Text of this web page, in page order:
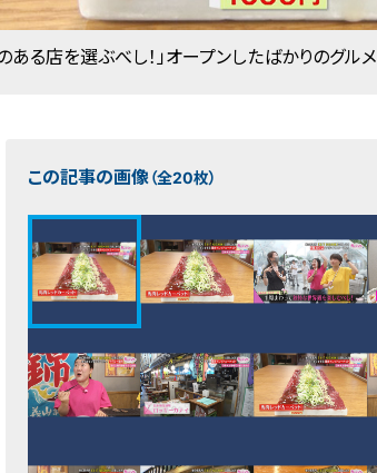
ある店を選ぶべし！」オープンしたばかりのグル
この記事の画像（全20枚）